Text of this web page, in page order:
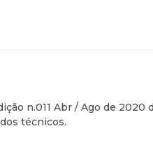
n.011 Abr / Ago de 2020
técnicos.